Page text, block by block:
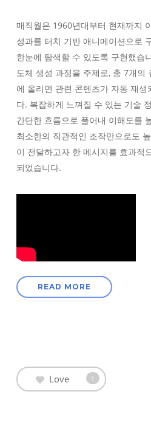
매직월은 1960년대부터 현재까지
성과를 터치 기반 애니메이션으로
한눈에 탐색할 수 있도록 구현했습
도체 생성 과정을 주제로, 총 7개의
에 올리면 관련 콘텐츠가 자동 재생
다. 복잡하게 느껴질 수 있는 기술
간단한 흐름으로 풀어내 이해도를
최소한의 직관적인 조작만으로도
이 전달하고자 한 메시지를 효과적
되었습니다.
READ MORE
Love 1